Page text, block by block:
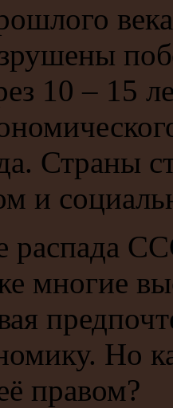
10 – 15
Страны
и
распада
многие
Но
правом?